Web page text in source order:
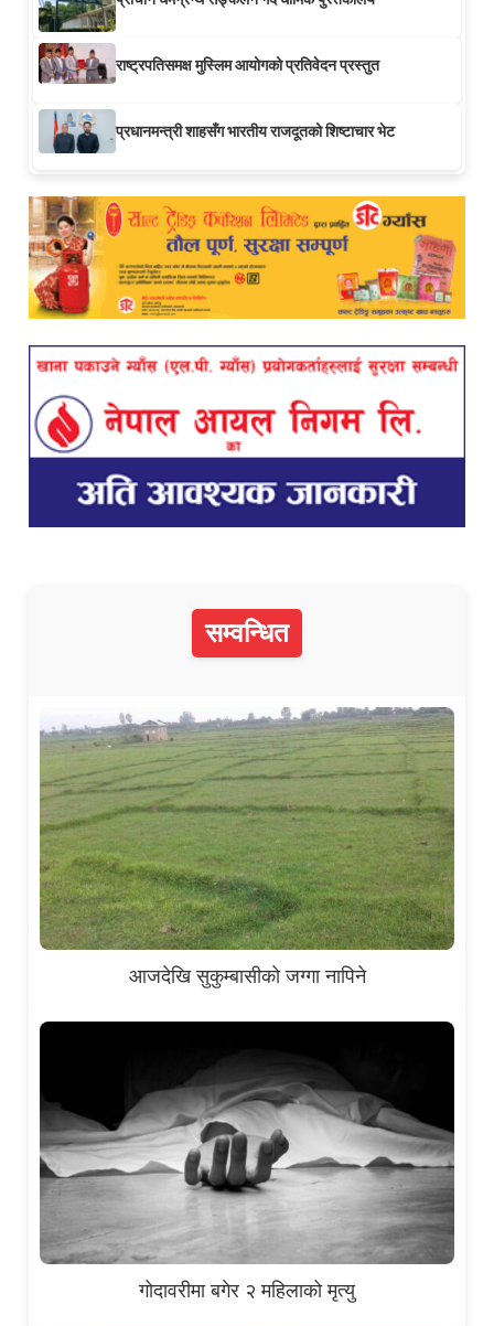
राष्ट्रपतिसमक्ष मुस्लिम आयोगको प्रतिवेदन प्रस्तुत
प्रधानमन्त्री शाहसँग भारतीय राजदूतको शिष्टाचार भेट
सम्वन्धित
आजदेखि सुकुम्बासीको जग्गा नापिने
गोदावरीमा बगेर २ महिलाको मृत्यु